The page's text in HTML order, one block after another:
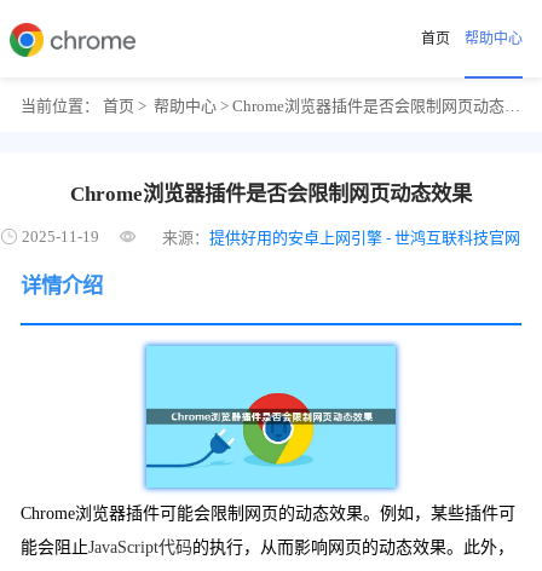
首页 帮助中心
当前位置： 首页 >帮助中心 > Chrome浏览器插件是否会限制网页动态效果
Chrome浏览器插件是否会限制网页动态效果
2025-11-19 来源： 提供好用的安卓上网引擎 - 世鸿互联科技官网
详情介绍
Chrome浏览器插件可能会限制网页的动态效果。例如，某些插件可
能会阻止JavaScript代码的执行，从而影响网页的动态效果。此外，